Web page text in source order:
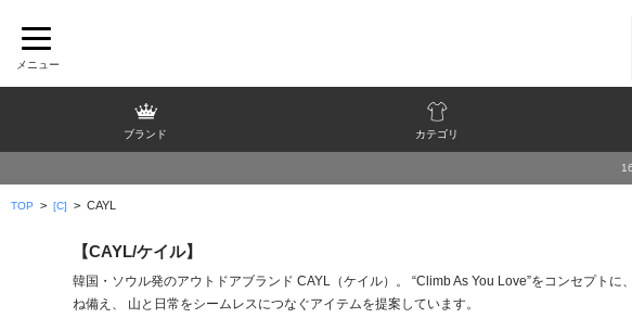
ブランド カテゴリ
TOP > [C] > CAYL
【CAYL/ケイル】
韓国・ソウル発のアウトドアブランド CAYL（ケイル）。 “Climb As You Love”をコンセプト
ね備え、 山と日常をシームレスにつなぐアイテムを提案しています。